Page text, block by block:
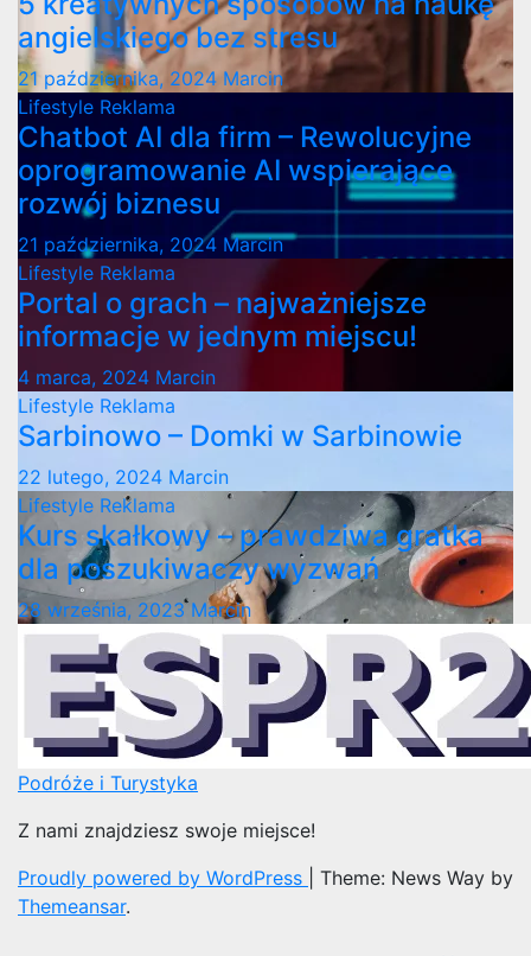
angielskiego bez stresu
21 października, 2024 Marcin
Lifestyle Reklama
Chatbot AI dla firm – Rewolucyjne
oprogramowanie AI wspierające
rozwój biznesu
21 października, 2024 Marcin
Lifestyle Reklama
Portal o grach – najważniejsze
informacje w jednym miejscu!
4 marca, 2024 Marcin
Lifestyle Reklama
Sarbinowo – Domki w Sarbinowie
22 lutego, 2024 Marcin
Lifestyle Reklama
Kurs skałkowy – prawdziwa gratka
dla poszukiwaczy wyzwań
28 września, 2023Marcin
Podróże i Turystyka
Z nami znajdziesz swoje miejsce!
Proudly powered by WordPress
Theme: News Way by
Themeansar.